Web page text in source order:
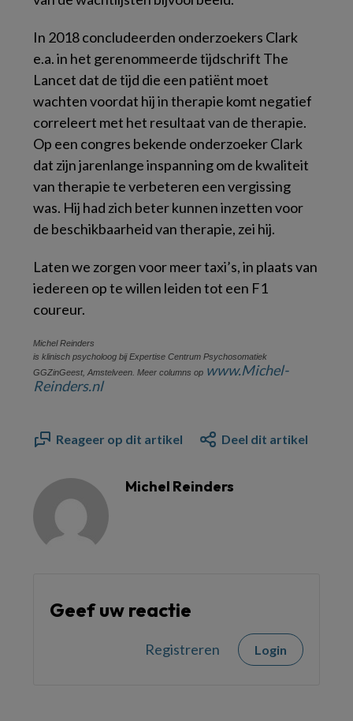
In 2018 concludeerden onderzoekers Clark
e.a. in het gerenommeerde tijdschrift The
Lancet dat de tijd die een patiënt moet
wachten voordat hij in therapie komt negatief
correleert met het resultaat van de therapie.
Op een congres bekende onderzoeker Clark
dat zijn jarenlange inspanning om de kwaliteit
van therapie te verbeteren een vergissing
was. Hij had zich beter kunnen inzetten voor
de beschikbaarheid van therapie, zei hij.
Laten we zorgen voor meer taxi’s, in plaats van
iedereen op te willen leiden tot een F1
coureur.
Michel Reinders
is klinisch psycholoog bij Expertise Centrum Psychosomatiek
GGZinGeest, Amstelveen. Meer columns op www.​Michel-
Reinders.​nl
Reageer op dit artikel Deel dit artikel
Michel Reinders
Geef uw reactie
Registreren Login